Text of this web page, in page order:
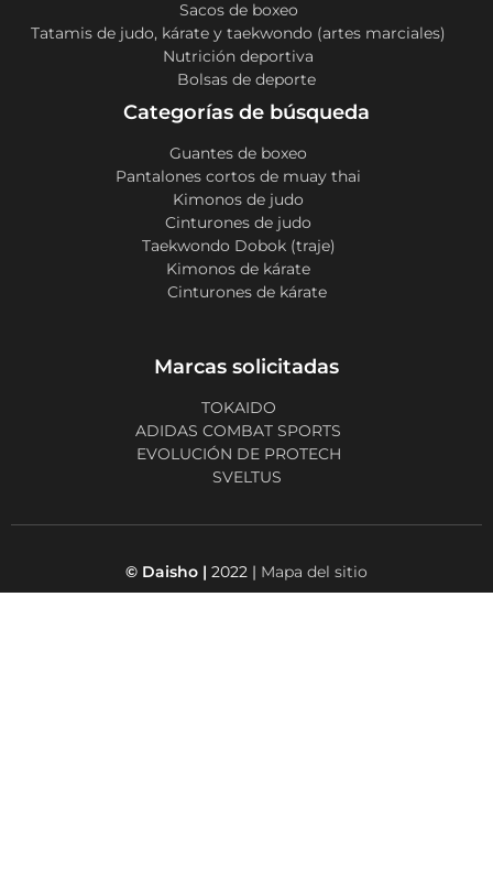
Sacos de boxeo
Tatamis de judo, kárate y taekwondo (artes marciales)
Nutrición deportiva
Bolsas de deporte
Categorías de búsqueda
Guantes de boxeo
Pantalones cortos de muay thai
Kimonos de judo
Cinturones de judo
Taekwondo Dobok (traje)
Kimonos de kárate
Cinturones de kárate
Marcas solicitadas
TOKAIDO
ADIDAS COMBAT SPORTS
EVOLUCIÓN DE PROTECH
SVELTUS
© Daisho | 2022 | Mapa del sitio